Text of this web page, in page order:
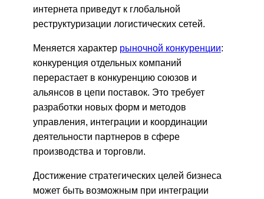
интернета приведут к глобальной
реструктуризации логистических сетей.
Меняется характер рыночной конкуренции:
конкуренция отдельных компаний
перерастает в конкуренцию союзов и
альянсов в цепи поставок. Это требует
разработки новых форм и методов
управления, интеграции и координации
деятельности партнеров в сфере
производства и торговли.
Достижение стратегических целей бизнеса
может быть возможным при интеграции